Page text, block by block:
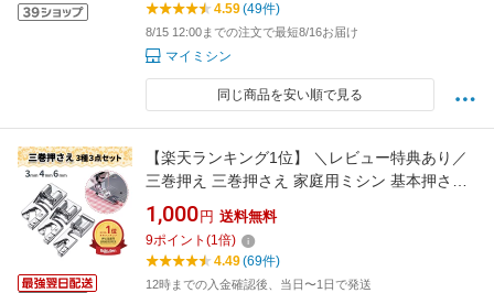
4.59(49件)
8/15 12:00までの注文で最短8/16お届け
マイミシン
同じ商品を安い順で見る
【楽天ランキング1位】 ＼レビュー特典あり／
三巻押え 三巻押さえ 家庭用ミシン 基本押さえ
三つ巻き押え 3mm 4mm 6mm 3個セット 汎用
三ツ巻き押さえ 三巻き押え 三つ折り用 三巻
brother ブラザー ジャノメ 押え足 ミシン 押さ
え金 押さえ金具
1,000 円 送料無料
9ポイント (1倍)
4.49(69件)
12時までの入金確認後、当日〜1日で発送